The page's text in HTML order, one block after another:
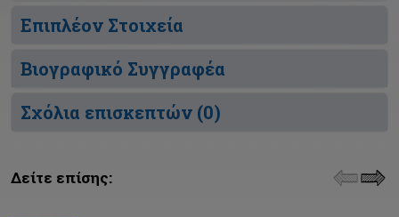
Επιπλέον Στοιχεία
Βιογραφικό Συγγραφέα
Σχόλια επισκεπτών (0)
Δείτε επίσης: